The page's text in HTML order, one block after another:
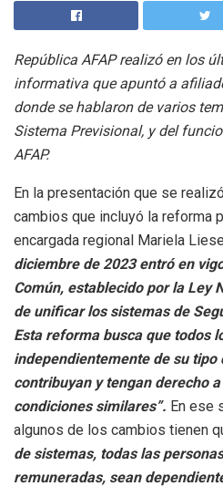
República AFAP realizó en los
informativa que apuntó a
donde se hablaron de varios
Sistema Previsional, y del
AFAP.
En la presentación que se
cambios que incluyó la reforma
encargada regional Mariela
diciembre de 2023 entró en
Común, establecido por la Ley
de unificar los sistemas de
Esta reforma busca que todos
independientemente de su
contribuyan y tengan derecho
condiciones similares”. En ese
algunos de los cambios tienen
de sistemas, todas las
remuneradas, sean